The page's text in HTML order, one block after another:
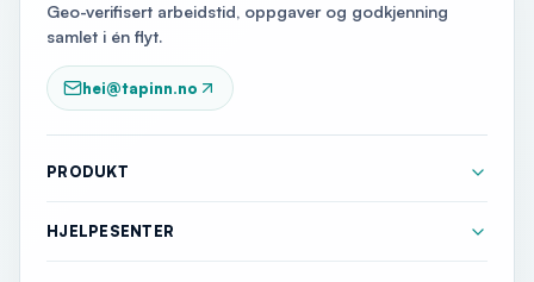
Geo-verifisert arbeidstid, oppgaver og godkjenning
samlet i én flyt.
hei@tapinn.no
PRODUKT
HJELPESENTER